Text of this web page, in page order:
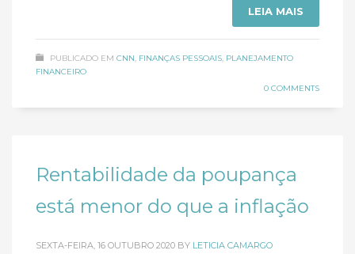
LEIA MAIS
PUBLICADO EM CNN, FINANÇAS PESSOAIS, PLANEJAMENTO
FINANCEIRO
0 COMMENTS
Rentabilidade da poupança
está menor do que a inflação
SEXTA-FEIRA, 16 OUTUBRO 2020 BY LETICIA CAMARGO